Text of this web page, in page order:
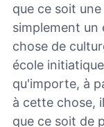
que ce soit
simplement un
chose de
école
qu'importe, à
à cette chose,
que ce soit de